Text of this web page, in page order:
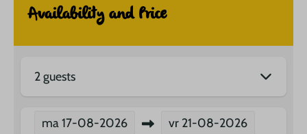
Availability and Price
2 guests
ma17-08-2026 vr 21-08-2026